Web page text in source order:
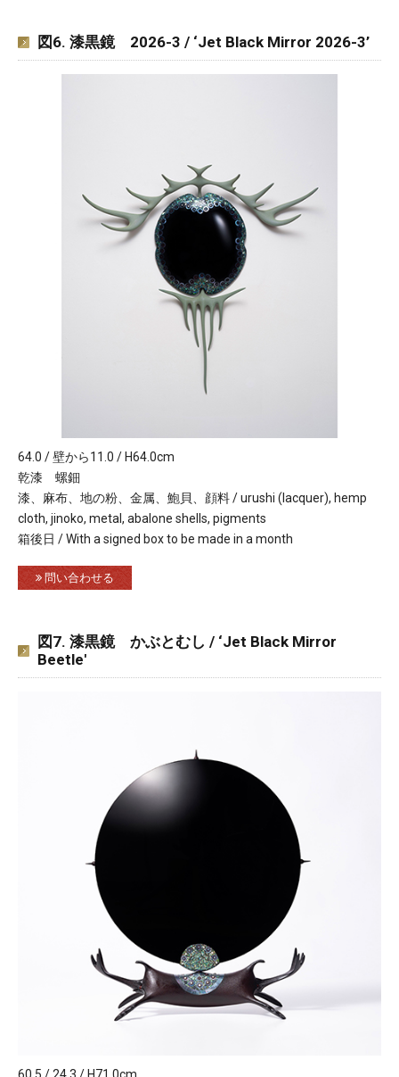
図6. 漆黒鏡 2026-3 / ‘Jet Black Mirror 2026-3’
64.0 / 壁から11.0 / H64.0cm
乾漆 螺鈿
漆、麻布、地の粉、金属、鮑貝、顔料 / urushi (lacquer), hemp
cloth, jinoko, metal, abalone shells, pigments
箱後日 / With a signed box to be made in a month
問い合わせる
図7. 漆黒鏡 かぶとむし / ‘Jet Black Mirror
Beetle'
60.5 / 24.3 / H71.0cm